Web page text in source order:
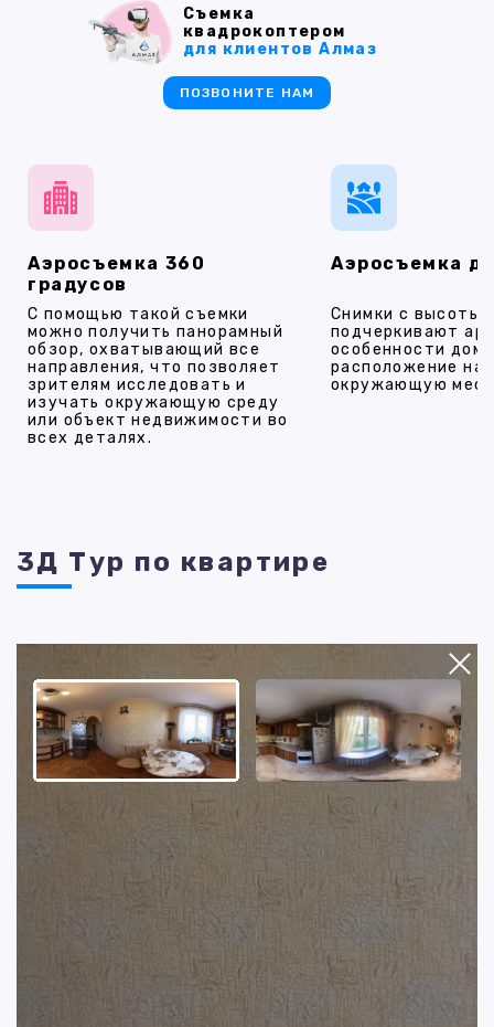
Аэросъемка 360
градусов
С помощью такой съемки
можно получить панорамный
обзор, охватывающий все
направления, что позволяет
зрителям исследовать и
изучать окружающую среду
или объект недвижимости во
всех деталях.
Аэросъемка
Снимки с высоты
подчеркивают
особенности
расположение на
окружающую
Съемка
квадрокоптером
для клиентов Алмаз
ПОЗВОНИТЕ НАМ
3Д Тур по квартире